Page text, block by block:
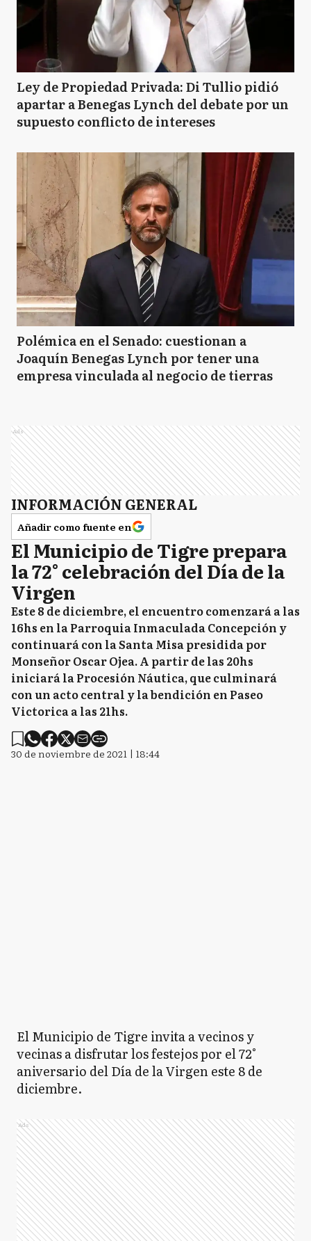
Ley de Propiedad Privada: Di Tullio pidió
apartar a Benegas Lynch del debate por un
supuesto conflicto de intereses
Polémica en el Senado: cuestionan a
Joaquín Benegas Lynch por tener una
empresa vinculada al negocio de tierras
Ads
INFORMACIÓN GENERAL
Añadir como fuente en
El Municipio de Tigre prepara
la 72° celebración del Día de la
Virgen
Este 8 de diciembre, el encuentro comenzará a las
16hs en la Parroquia Inmaculada Concepción y
continuará con la Santa Misa presidida por
Monseñor Oscar Ojea. A partir de las 20hs
iniciará la Procesión Náutica, que culminará
con un acto central y la bendición en Paseo
Victorica a las 21hs.
30 de noviembre de 2021 | 18:44
El Municipio de Tigre invita a vecinos y
vecinas a disfrutar los festejos por el 72°
aniversario del Día de la Virgen este 8 de
diciembre.
Ads